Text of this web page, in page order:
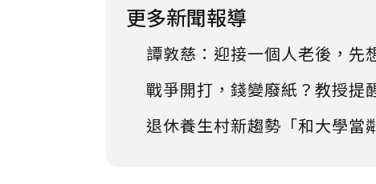
更多新聞報導
譚敦慈：迎接一個人老後，先
戰爭開打，錢變廢紙？教授提
退休養生村新趨勢「和大學當